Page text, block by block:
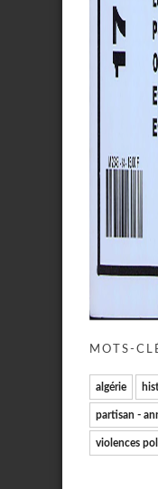
MOTS-
algérie
partisan -
violences